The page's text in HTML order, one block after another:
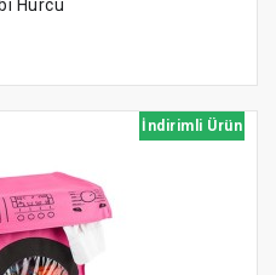
Hurcu
İndirimli Ürün